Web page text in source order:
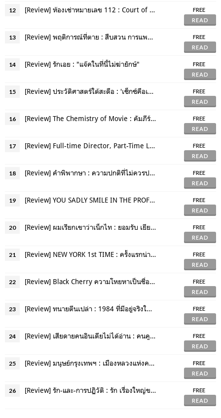
12 [Review] ห้องเช่าหมายเลข 112 : Court of MiniTrue
FREE
READ
13 [Review] พฤติการณ์ที่ตาย : สืบสวน การแพทย์ และความรัก
FREE
READ
14 [Review] รักเอย : "แจ๊คในที่นี้ไม่ฆ่ายักษ์"
FREE
READ
15 [Review] ประวัติศาสตร์ใต้สะดือ : 'เซ็กซ์คือเรื่องปกติ'
FREE
READ
16 [Review] The Chemistry of Movie : คัมภีร์คนเบื้องหลังภาพยนตร์
FREE
READ
17 [Review] Full-time Director, Part-Time Loser : ตลกแบบบ้าไปเลย
FREE
READ
18 [Review] คำพิพากษา : ความปกติที่ไม่ควรปกติ
FREE
READ
19 [Review] YOU SADLY SMILE IN THE PROFILE PICTURE : 25 เรื่องสั้นแห่งยุค
FREE
READ
20 [Review] ผมเรียกเขาว่าเน็กไท : ยอมรับ เยียวยา และก้าวต่อ
FREE
READ
21 [Review] NEW YORK 1st TIME : ครั้งแรกน่าจดจำเสมอ
FREE
READ
22 [Review] Black Cherry ความโหยหาเป็นชื่อยาเสพติด
FREE
READ
23 [Review] ทนายตีนเปล่า : 1984 ที่มีอยู่จริงในจีน
FREE
READ
24 [Review] เสียดายคนอินเดียไม่ได้อ่าน : คนคูลนี่เป็นยังไง ?
FREE
READ
25 [Review] มนุษย์กรุงเทพฯ : เมืองหลวงแห่งความเหลื่อมล้ำ
FREE
READ
26 [Review] รัก-และ-การปฏิวัติ : รัก เรื่องใหญ่ของการปฏิวัติ
FREE
READ